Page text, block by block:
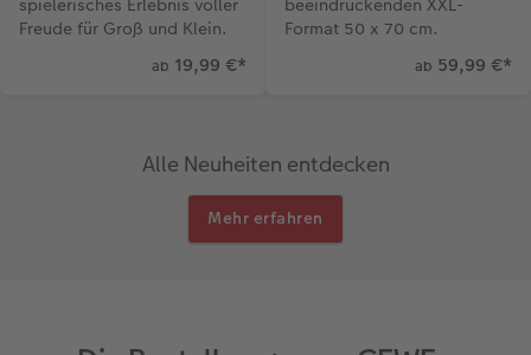
Freude für Groß und Klein.
ab 19,99 €*
Format 50 x 70 cm.
ab 59,99 €*
Alle Neuheiten entdecken
Mehr erfahren